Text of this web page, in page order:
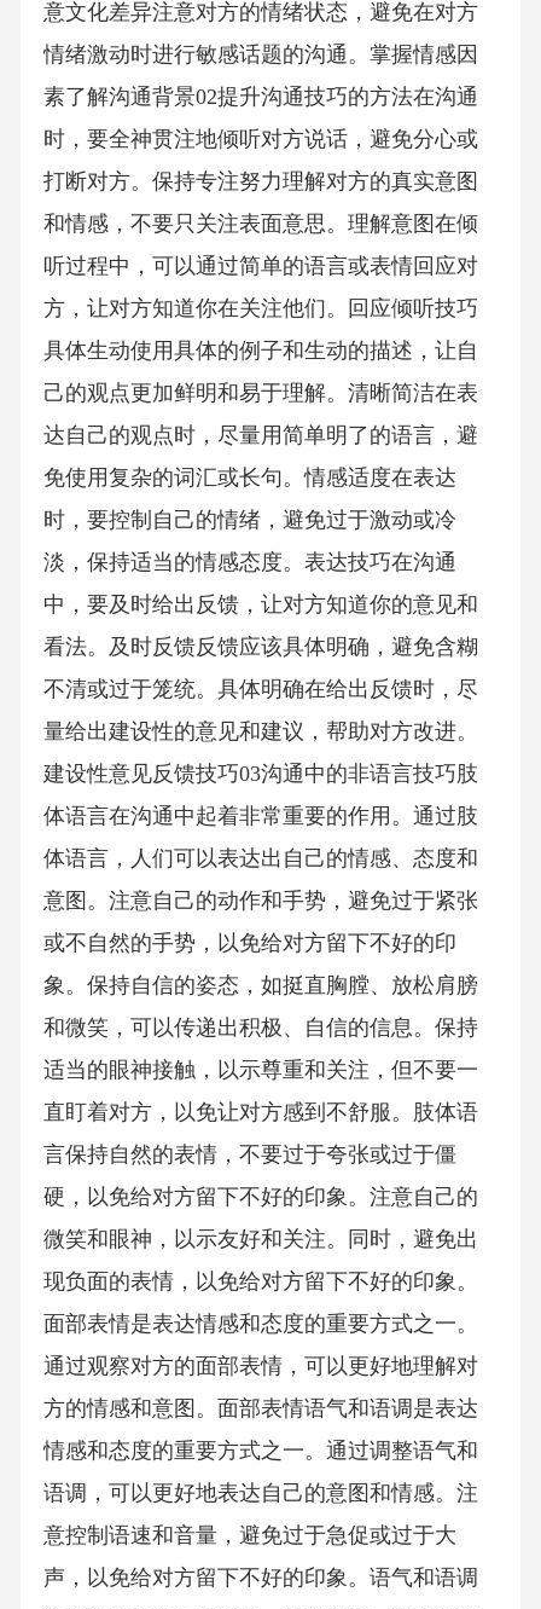
意文化差异注意对方的情绪状态，避免在对方
情绪激动时进行敏感话题的沟通。掌握情感因
素了解沟通背景02提升沟通技巧的方法在沟通
时，要全神贯注地倾听对方说话，避免分心或
打断对方。保持专注努力理解对方的真实意图
和情感，不要只关注表面意思。理解意图在倾
听过程中，可以通过简单的语言或表情回应对
方，让对方知道你在关注他们。回应倾听技巧
具体生动使用具体的例子和生动的描述，让自
己的观点更加鲜明和易于理解。清晰简洁在表
达自己的观点时，尽量用简单明了的语言，避
免使用复杂的词汇或长句。情感适度在表达
时，要控制自己的情绪，避免过于激动或冷
淡，保持适当的情感态度。表达技巧在沟通
中，要及时给出反馈，让对方知道你的意见和
看法。及时反馈反馈应该具体明确，避免含糊
不清或过于笼统。具体明确在给出反馈时，尽
量给出建设性的意见和建议，帮助对方改进。
建设性意见反馈技巧03沟通中的非语言技巧肢
体语言在沟通中起着非常重要的作用。通过肢
体语言，人们可以表达出自己的情感、态度和
意图。注意自己的动作和手势，避免过于紧张
或不自然的手势，以免给对方留下不好的印
象。保持自信的姿态，如挺直胸膛、放松肩膀
和微笑，可以传递出积极、自信的信息。保持
适当的眼神接触，以示尊重和关注，但不要一
直盯着对方，以免让对方感到不舒服。肢体语
言保持自然的表情，不要过于夸张或过于僵
硬，以免给对方留下不好的印象。注意自己的
微笑和眼神，以示友好和关注。同时，避免出
现负面的表情，以免给对方留下不好的印象。
面部表情是表达情感和态度的重要方式之一。
通过观察对方的面部表情，可以更好地理解对
方的情感和意图。面部表情语气和语调是表达
情感和态度的重要方式之一。通过调整语气和
语调，可以更好地表达自己的意图和情感。注
意控制语速和音量，避免过于急促或过于大
声，以免给对方留下不好的印象。语气和语调